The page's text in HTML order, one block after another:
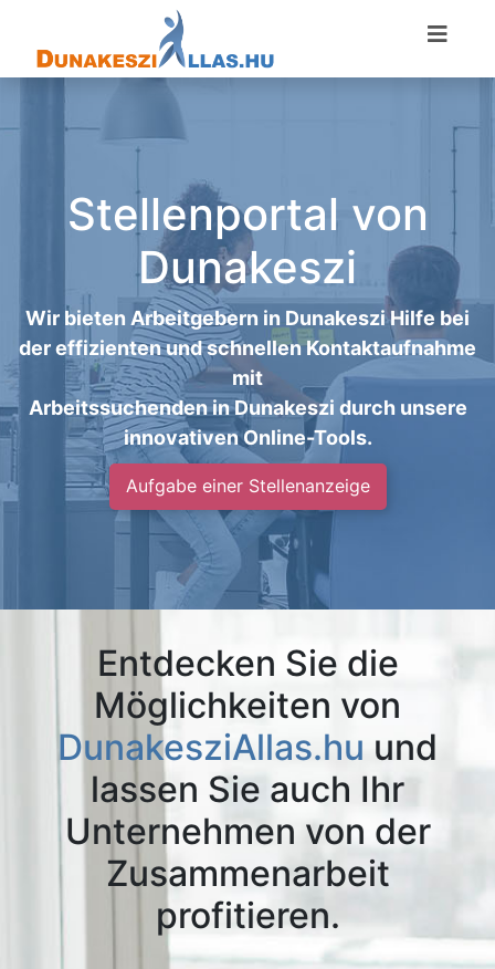
Stellenportal von
Dunakeszi
Wir bieten Arbeitgebern in Dunakeszi Hilfe bei
der effizienten und schnellen Kontaktaufnahme
mit
Arbeitssuchenden in Dunakeszi durch unsere
innovativen Online-Tools.
Aufgabe einer Stellenanzeige
Entdecken Sie die
Möglichkeiten von
DunakesziAllas.hu und
lassen Sie auch Ihr
Unternehmen von der
Zusammenarbeit
profitieren.